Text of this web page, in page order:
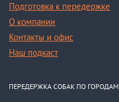
Подготовка к передержке
О компании
Контакты и офис
Наш подкаст
ПЕРЕДЕРЖКА СОБАК ПО ГОРОДАМ